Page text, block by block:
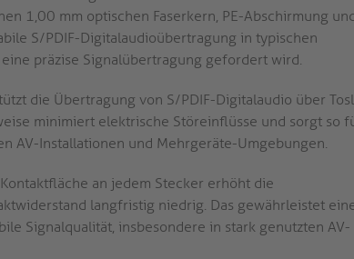
1,00 mm optischen Faserkern, PE-Abschirmung
S/PDIF-Digitalaudioübertragung in typischen
präzise Signalübertragung gefordert wird.
die Übertragung von S/PDIF-Digitalaudio über
minimiert elektrische Störeinflüsse und sorgt so
AV-Installationen und Mehrgeräte-Umgebungen.
an jedem Stecker erhöht die
langfristig niedrig. Das gewährleistet
Signalqualität, insbesondere in stark genutzten AV-